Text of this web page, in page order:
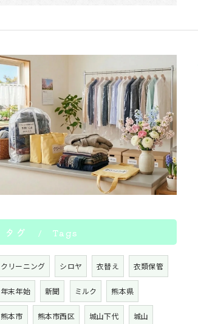
タグ Tags
クリーニング シロヤ 衣替え 衣類保管
年末年始 新聞 ミルク 熊本県
熊本市 熊本市西区 城山下代 城山